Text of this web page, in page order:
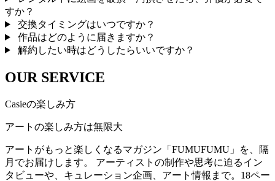
すか？
交換タイミングはいつですか？
作品はどのように届きますか？
解約したい時はどうしたらいいですか？
OUR SERVICE
Casieの楽しみ方
アートの楽しみ方は無限大
アートがもっと楽しくなるマガジン「FUMUFUMU」を、隔
月でお届けします。 アーティストの制作や思考に迫るイン
タビューや、キュレーション企画、アート情報まで。18ペー